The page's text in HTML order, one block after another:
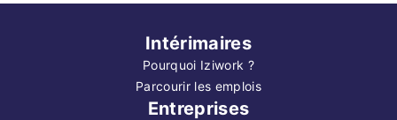
Intérimaires
Pourquoi Iziwork ?
Parcourir les emplois
Entreprises